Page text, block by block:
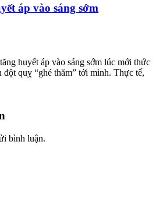
áp vào sáng sớm
huyết áp vào sáng sớm lúc mới thức
đột quỵ “ghé thăm” tới mình. Thực tế,
bình luận.